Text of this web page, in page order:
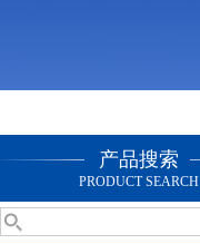
产品搜索
PRODUCT SEARCH